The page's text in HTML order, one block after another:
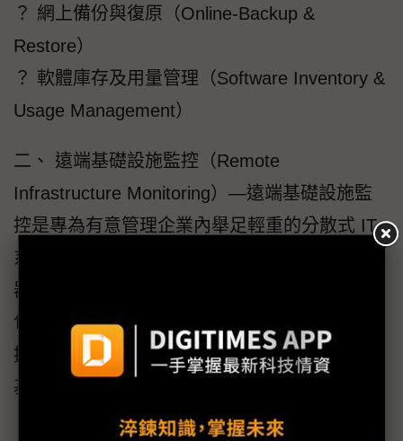
？ 網上備份與復原（Online-Backup &
Restore）
？ 軟體庫存及用量管理（Software Inventory &
Usage Management）
二、 遠端基礎設施監控（Remote
Infrastructure Monitoring）—遠端基礎設施監
控是專為有意管理企業內舉足輕重的分散式 IT
系統的客戶而設立，例如：位於分公司的伺服
器、應用方案、儲存暨網路設備等。涵蓋範圍
包括：異質硬體資產追蹤、故障監控、效能監
控，及遠端存取以作修正等。戴爾提供的遠端
基礎設施監控方案與服務包括：
？ 故障和效能監控（Fault and Performance